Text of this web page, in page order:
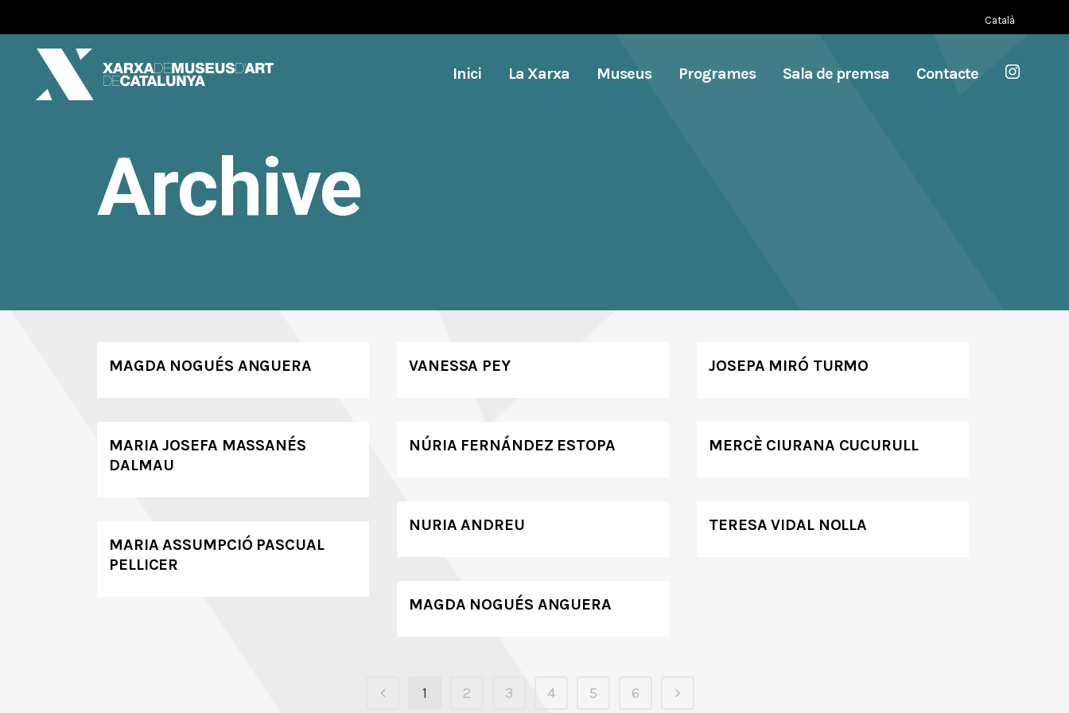
Català
Inici La Xarxa Museus Programes Sala de premsa Contacte
Archive
MAGDA NOGUÉS ANGUERA VANESSA PEY JOSEPA MIRÓ TURMO
MARIA JOSEFA MASSANÉS
DALMAU
NÚRIA FERNÁNDEZ ESTOPA MERCÈ CIURANA CUCURULL
NURIA ANDREU
TERESA VIDAL NOLLA
MARIA ASSUMPCIÓ PASCUAL
PELLICER
MAGDA NOGUÉS ANGUERA
1 2 3 4 5 6